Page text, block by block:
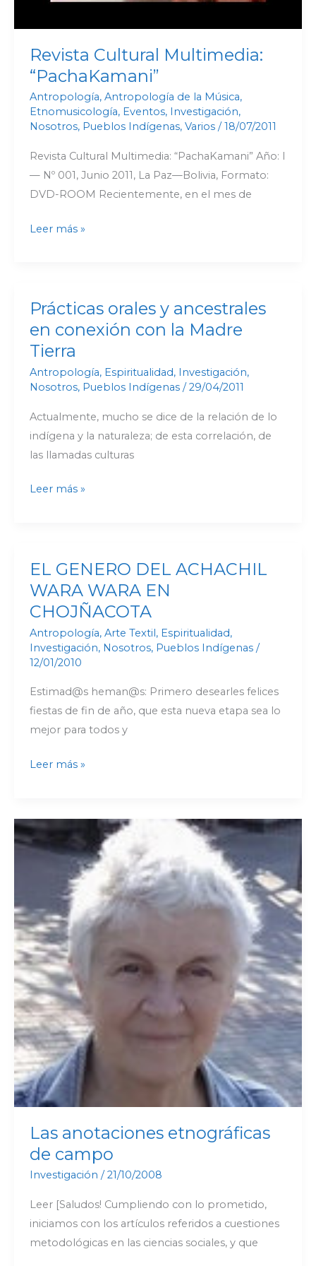
Revista Cultural Multimedia:
“PachaKamani”
Antropología, Antropología de la Música,
Etnomusicología, Eventos, Investigación,
Nosotros, Pueblos Indígenas, Varios/ 18/07/2011
Revista Cultural Multimedia: “PachaKamani” Año: I
— Nº 001, Junio 2011, La Paz—Bolivia, Formato:
DVD-ROOM Recientemente, en el mes de
Leer más »
Prácticas orales y ancestrales
en conexión con la Madre
Tierra
Antropología, Espiritualidad, Investigación,
Nosotros, Pueblos Indígenas/29/04/2011
Actualmente, mucho se dice de la relación de lo
indígena y la naturaleza; de esta correlación, de
las llamadas culturas
Prácticas
orales
y
en
con
la
Madre
Leer más »
EL GENERO DEL ACHACHIL
WARA WARA EN
CHOJÑACOTA
Antropología, Arte Textil, Espiritualidad,
Investigación, Nosotros, Pueblos Indígenas/
12/01/2010
Estimad@s heman@s: Primero desearles felices
fiestas de fin de año, que esta nueva etapa sea lo
mejor para todos y
EL
GENERO
DEL
WARA
WARA
CHOJÑACOTA
Leer más »
Las anotaciones etnográficas
de campo
Investigación / 21/10/2008
Leer [Saludos! Cumpliendo con lo prometido,
iniciamos con los artículos referidos a cuestiones
metodológicas en las ciencias sociales, y que
Las
anotaciones
etnográficas
campo